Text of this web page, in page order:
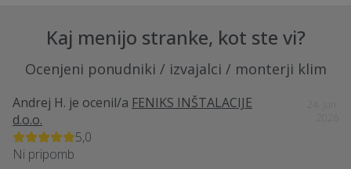
Kaj menijo stranke, kot ste vi?
Ocenjeni ponudniki / izvajalci / monterji klim
Andrej H. je ocenil/a FENIKS INŠTALACIJE
d.o.o.
5,0
Ni pripomb